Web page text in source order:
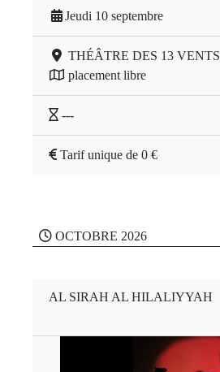
Jeudi 10 septembre
THÉÂTRE DES 13 VENTS
placement libre
---
Tarif unique de 0 €
OCTOBRE 2026
AL SIRAH AL HILALIYYAH